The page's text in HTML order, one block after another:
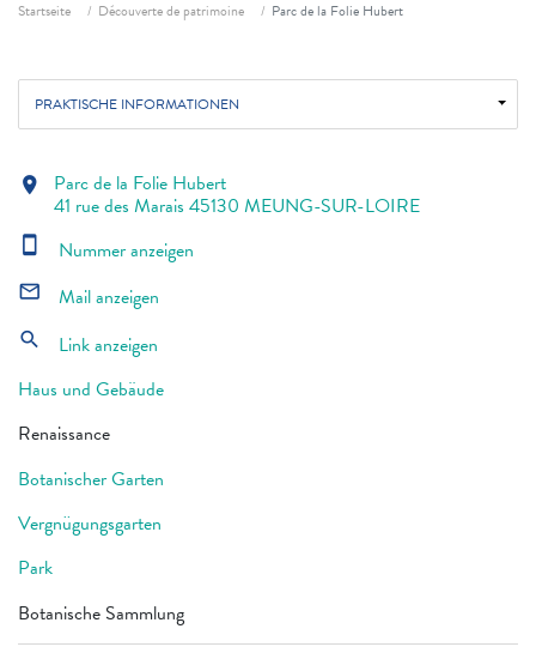
Startseite Découverte de patrimoine Parc de la Folie Hubert
PRAKTISCHE INFORMATIONEN
location_on Parc de la Folie Hubert
41 rue des Marais 45130 MEUNG-SUR-LOIRE
smartphone Nummer anzeigen
mail_outline Mail anzeigen
search
Link anzeigen
Haus und Gebäude
Renaissance
Botanischer Garten
Vergnügungsgarten
Park
Botanische Sammlung